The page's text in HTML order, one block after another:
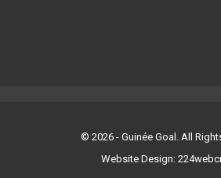
© 2026 - Guinée Goal. All
Website Design: